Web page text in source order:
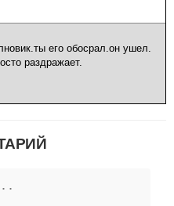
его обосрал.он ушел.
раздражает.